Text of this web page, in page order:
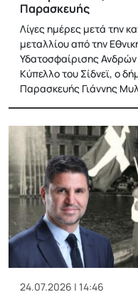
Παρασκευής
Λίγες ημέρες μετά την
μεταλλίου από την
Υδατοσφαίρισης
Κύπελλο του Σίδνεϊ, ο
Παρασκευής Γιάννης
24.07.2026 | 14:46